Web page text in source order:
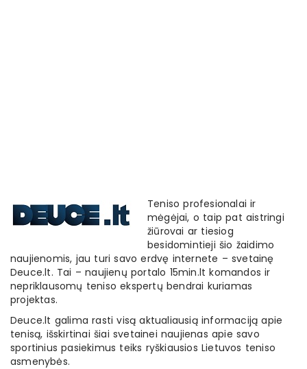
Teniso profesionalai ir
mėgėjai, o taip pat aistringi
žiūrovai ar tiesiog
besidomintieji šio žaidimo
naujienomis, jau turi savo erdvę internete – svetainę
Deuce.lt. Tai – naujienų portalo 15min.lt komandos ir
nepriklausomų teniso ekspertų bendrai kuriamas
projektas.
Deuce.lt galima rasti visą aktualiausią informaciją apie
tenisą, išskirtinai šiai svetainei naujienas apie savo
sportinius pasiekimus teiks ryškiausios Lietuvos teniso
asmenybės.